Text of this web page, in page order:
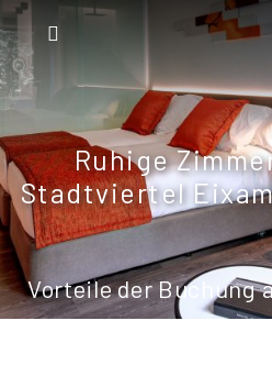
Ruhige
Stadtviertel
Vorteile der Buchung